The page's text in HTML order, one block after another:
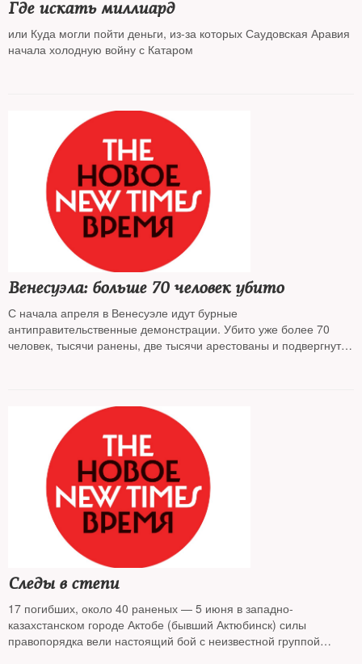
Где искать миллиард
или Куда могли пойти деньги, из-за которых Саудовская Аравия
начала холодную войну с Катаром
Венесуэла: больше 70 человек убито
С начала апреля в Венесуэле идут бурные
антиправительственные демонстрации. Убито уже более 70
человек, тысячи ранены, две тысячи арестованы и подвергнуты
страны Латинской Америки. Однако до жестких санкций в
отношении Каракаса дело пока не доходит.
Следы в степи
17 погибших, около 40 раненых — 5 июня в западно-
казахстанском городе Актобе (бывший Актюбинск) силы
правопорядка вели настоящий бой с неизвестной группой